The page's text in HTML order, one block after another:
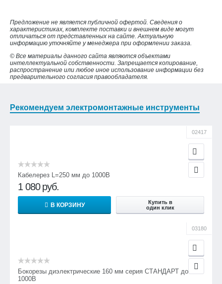
Предложение не является публичной офертой. Сведения о
характеристиках, комплекте поставки и внешнем виде могут
отличаться от представленных на сайте. Актуальную
информацию уточняйте у менеджера при оформлении заказа.
© Все материалы данного сайта являются объектами
интеллектуальной собственности. Запрещается копирование,
распространение или любое иное использование информации без
предварительного согласия правообладателя.
Рекомендуем электромонтажные инструменты
02417
Кабелерез L=250 мм до 1000В
1 080 руб.
В КОРЗИНУ
Купить в
один клик
03180
Бокорезы диэлектрические 160 мм серия СТАНДАРТ до
1000В